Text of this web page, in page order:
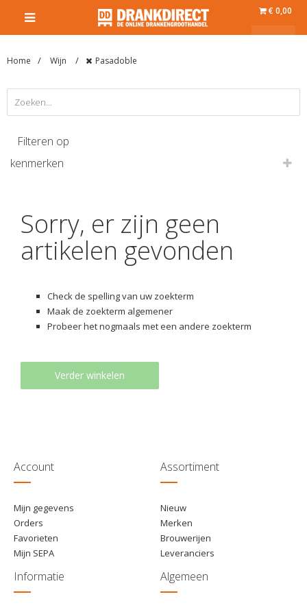
€ 0,00
Home Wijn Pasadoble
Filteren op
kenmerken
Sorry, er zijn geen
artikelen gevonden
Check de spelling van uw zoekterm
Maak de zoekterm algemener
Probeer het nogmaals met een andere zoekterm
Verder winkelen
Account
Mijn gegevens
Orders
Favorieten
Mijn SEPA
Assortiment
Nieuw
Merken
Brouwerijen
Leveranciers
Informatie Algemeen